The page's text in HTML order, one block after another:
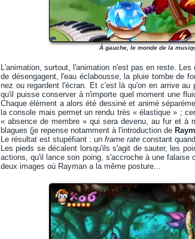
À gauche, le monde de la
L'animation, surtout, l'animation n'est pas en reste.
de désengagent, l'eau éclabousse, la pluie tombe de
nez ou regardent l'écran. Et c'est là qu'on en arrive
qu'il puisse conserver à n'importe quel moment une
Chaque élément a alors été dessiné et animé
la console mais permet un rendu très « élastique » ;
« absence de membre » qui sera devenu, au fur et à
blagues (je repense notamment à l'introduction de
Le résultat est stupéfiant : un frame rate constant
Les pieds se décalent lorsqu'ils s'agit de sauter, les
actions, qu'il lance son poing, s'accroche à une
deux images où Rayman a la même posture...